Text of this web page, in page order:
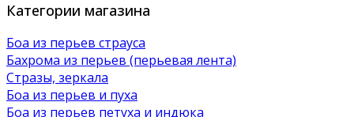
Категории магазина
Боа из перьев страуса
Бахрома из перьев (перьевая лента)
Стразы, зеркала
Боа из перьев и пуха
Боа из перьев петуха и индюка